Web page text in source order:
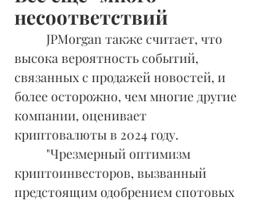
несоответствий
высока вероятность событий,
связанных с продажей новостей, и
более осторожно, чем многие другие
компании, оценивает
криптовалюты в 2024 году.
криптоинвесторов, вызванный
предстоящим одобрением спотовых